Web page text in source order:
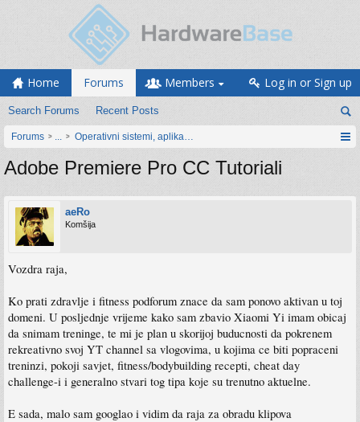
Home Forums
Search Forums Recent Posts
Members Log in or Sign up
Forums ... Operativni sistemi, aplikacije i programiranje
Adobe Premiere Pro CC Tutoriali
aeRo
Komšija
Vozdra raja,
Ko prati zdravlje i fitness podforum znace da sam ponovo aktivan u toj
domeni. U posljednje vrijeme kako sam zbavio Xiaomi Yi imam obicaj
da snimam treninge, te mi je plan u skorijoj buducnosti da pokrenem
rekreativno svoj YT channel sa vlogovima, u kojima ce biti popraceni
treninzi, pokoji savjet, fitness/bodybuilding recepti, cheat day
challenge-i i generalno stvari tog tipa koje su trenutno aktuelne.
E sada, malo sam googlao i vidim da raja za obradu klipova